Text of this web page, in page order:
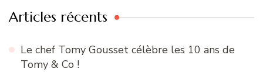
Articles récents
Le chef Tomy Gousset célèbre les 10 ans de
Tomy & Co !